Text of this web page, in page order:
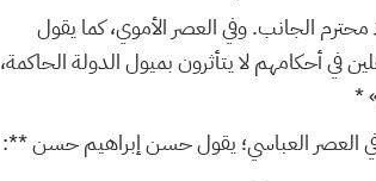
الجانب. وفي العصر الأموي، كما يقول
أحكامهم لا يتأثرون بميول الدولة الحاكمة،
*
العصر العباسي؛ يقول حسن إبراهيم حسن **: